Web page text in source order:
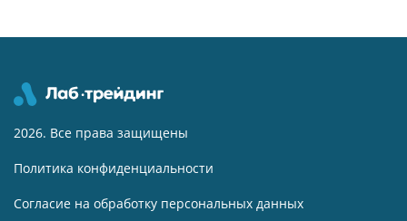
2026. Все права защищены
Политика конфиденциальности
Согласие на обработку персональных данных